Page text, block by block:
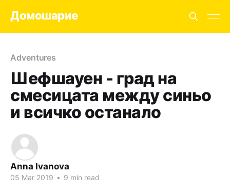
Домошарие
Adventures
Шефшауен - град на
смесицата между синьо
и всичко останало
Anna Ivanova
05 Mar 2019 • 9 min read